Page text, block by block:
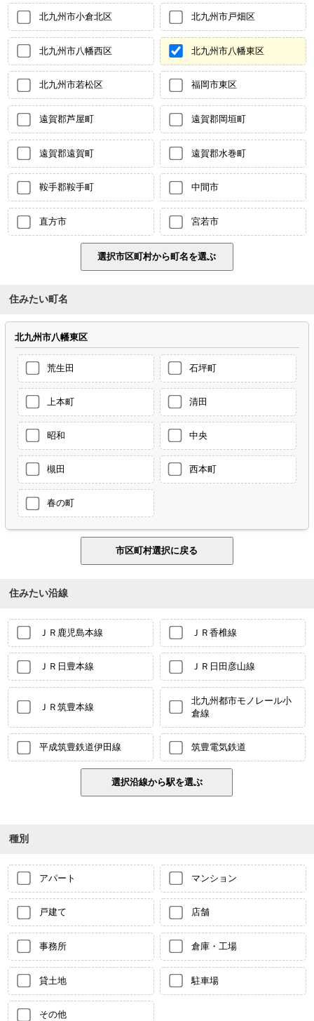
北九州市小倉北区 北九州市戸畑区
北九州市八幡西区 北九州市八幡東区
北九州市若松区 福岡市東区
遠賀郡芦屋町 遠賀郡岡垣町
遠賀郡遠賀町 遠賀郡水巻町
鞍手郡鞍手町 中間市
直方市 宮若市
住みたい町名
北九州市八幡東区
荒生田 石坪町
上本町 清田
昭和 中央
槻田 西本町
春の町
住みたい沿線
ＪＲ鹿児島本線 ＪＲ香椎線
ＪＲ日豊本線 ＪＲ日田彦山線
ＪＲ筑豊本線
北九州都市モノレール小
倉線
平成筑豊鉄道伊田線 筑豊電気鉄道
種別
アパート マンション
戸建て 店舗
事務所 倉庫・工場
貸土地 駐車場
その他